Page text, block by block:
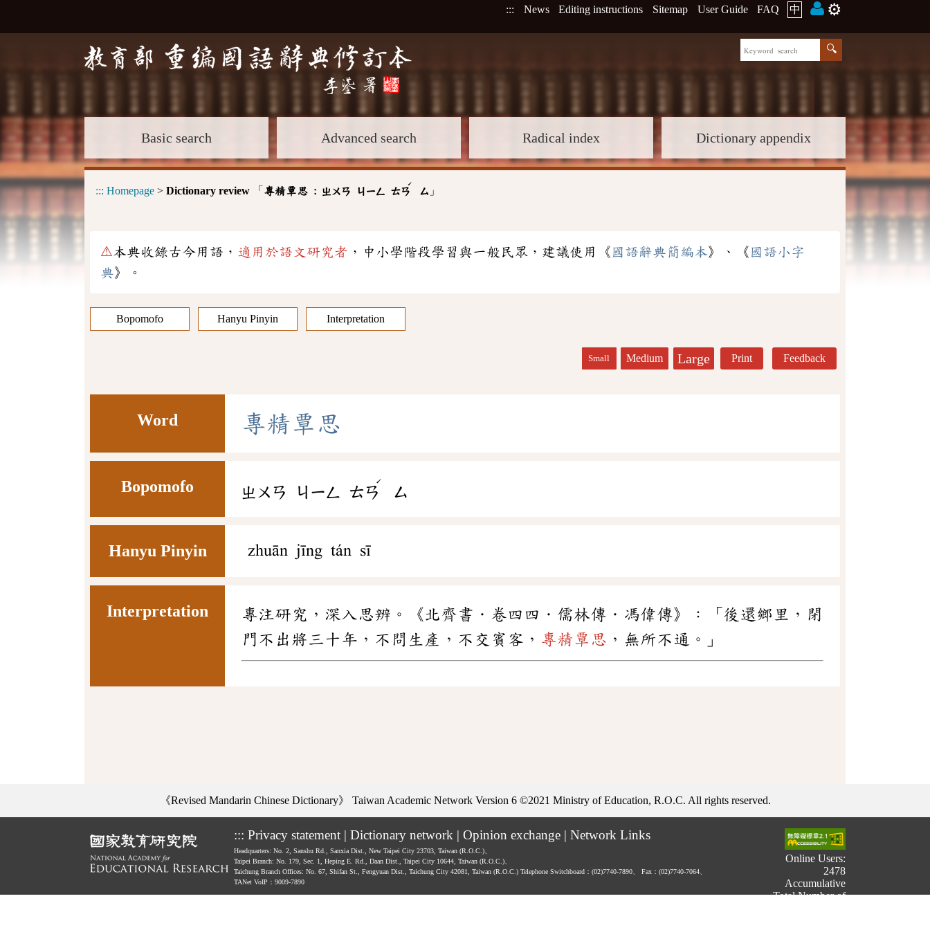
::: News Editing instructions Sitemap User Guide FAQ 中 ⚙️
Basic search Advanced search Radical index Dictionary appendix
::: Homepage > Dictionary review 「 專精覃思 : ㄓㄨㄢ ㄐㄧㄥ ㄊㄢ
ˊ
ㄙ 」
⚠本典收錄古今用語， 適用於語文研究者 ，中小學階段學習與一般民眾，建議使用《 國語辭典簡編本》、《 國語小字
典》。
Bopomofo Hanyu Pinyin Interpretation
Small Medium Large Print Feedback
Word 專精覃 思
Bopomofo ㄓㄨㄢ ㄐㄧㄥ ㄊㄢ
ˊ
ㄙ
Hanyu Pinyin zhuān jīng tán sī
Interpretation
專注研究，深入思辨。《北齊書．卷四四．儒林傳．馮偉傳》：「後還鄉里，閉
門不出將三十年，不問生產，不交賓客， 專精覃思 ，無所不通。」
《Revised Mandarin Chinese Dictionary》 Taiwan Academic Network Version 6 ©2021 Ministry of Education, R.O.C. All rights reserved.
::: Privacy statement | Dictionary network | Opinion exchange | Network Links
Headquarters: No. 2, Sanshu Rd., Sanxia Dist., New Taipei City 23703, Taiwan (R.O.C.)、
Taipei Branch: No. 179, Sec. 1, Heping E. Rd., Daan Dist., Taipei City 10644, Taiwan (R.O.C.)、
Taichung Branch Offices: No. 67, Shifan St., Fengyuan Dist., Taichung City 42081, Taiwan (R.O.C.) Telephone Switchboard：(02)7740-7890、
Fax：(02)7740-7064、
TANet VoIP：9009-7890
Online Users:
2478
Accumulative
Total Number of